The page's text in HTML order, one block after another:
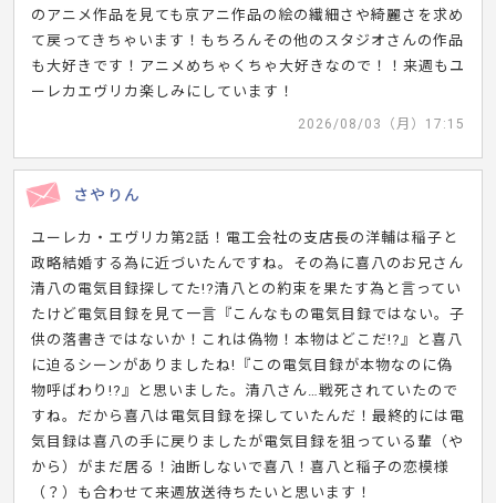
のアニメ作品を見ても京アニ作品の絵の繊細さや綺麗さを求め
て戻ってきちゃいます！もちろんその他のスタジオさんの作品
も大好きです！アニメめちゃくちゃ大好きなので！！来週もユ
ーレカエヴリカ楽しみにしています！
2026/08/03（月）17:15
さやりん
ユーレカ・エヴリカ第2話！電工会社の支店長の洋輔は稲子と
政略結婚する為に近づいたんですね。その為に喜八のお兄さん
清八の電気目録探してた!?清八との約束を果たす為と言ってい
たけど電気目録を見て一言『こんなもの電気目録ではない。子
供の落書きではないか！これは偽物！本物はどこだ!?』と喜八
に迫るシーンがありましたね!『この電気目録が本物なのに偽
物呼ばわり!?』と思いました。清八さん…戦死されていたので
すね。だから喜八は電気目録を探していたんだ！最終的には電
気目録は喜八の手に戻りましたが電気目録を狙っている輩（や
から）がまだ居る！油断しないで喜八！喜八と稲子の恋模様
（？）も合わせて来週放送待ちたいと思います！